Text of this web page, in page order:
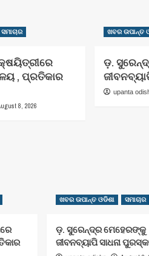
ସମାଚାର
, ପ୍ରତିକାର
8, 2026
ଖବର ଉପାନ୍ତ
ଡ଼.
upanta
ଖବର ଉପାନ୍ତ ଓଡିଶା ସମାଚାର
ଡ଼. ସୁରେନ୍ଦ୍ର ମେହେରଙ୍କୁ
ଜୀବନବ୍ୟାପି ସାଧନା